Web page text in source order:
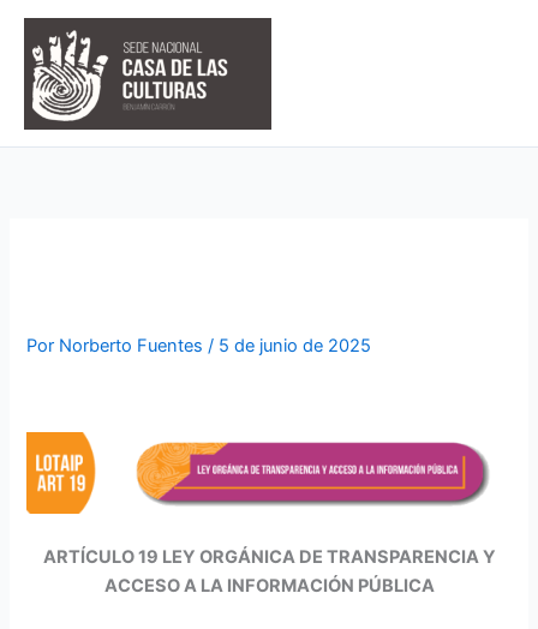
contenido
Por Norberto Fuentes / 5 de junio de 2025
ARTÍCULO 19 LEY ORGÁNICA DE TRANSPARENCIA Y
ACCESO A LA INFORMACIÓN PÚBLICA